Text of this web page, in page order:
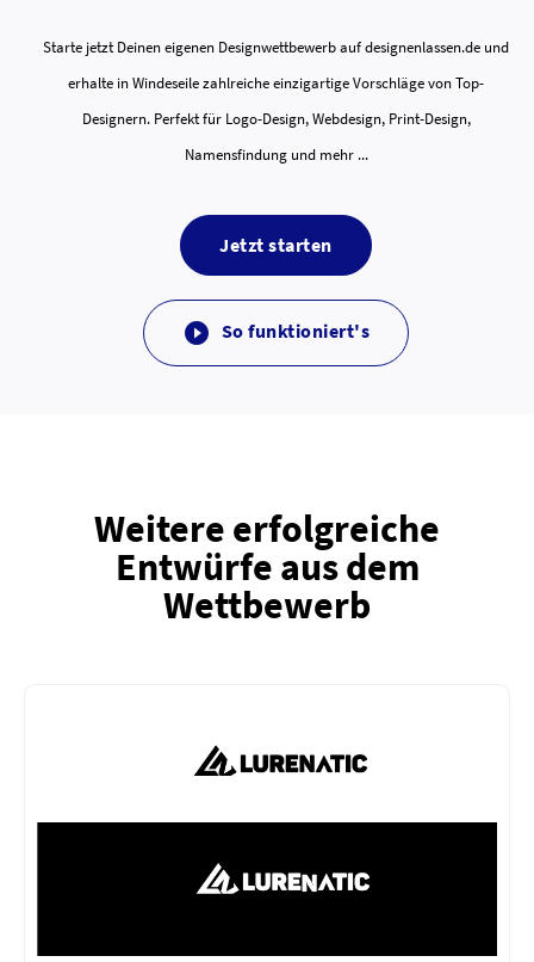
Starte jetzt Deinen eigenen Designwettbewerb auf designenlassen.de und
erhalte in Windeseile zahlreiche einzigartige Vorschläge von Top-
Designern. Perfekt für Logo-Design, Webdesign, Print-Design,
Namensfindung und mehr ...
Jetzt starten
 So funktioniert's
Weitere erfolgreiche
Entwürfe aus dem
Wettbewerb